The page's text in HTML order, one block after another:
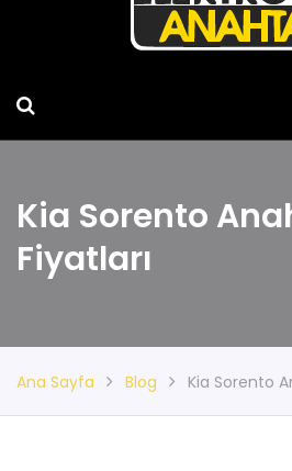
Kia Sorento
Fiyatları
Ana Sayfa Blog Kia Sorento